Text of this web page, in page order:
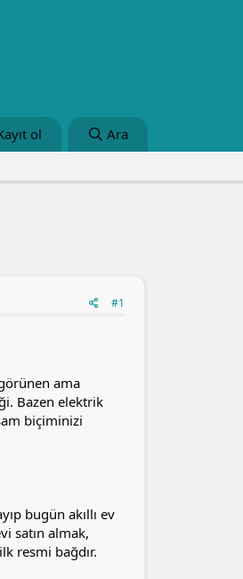
ol Ara
#1
ama
Bazen elektrik
biçiminizi
bugün akıllı ev
satın almak,
resmi bağdır.